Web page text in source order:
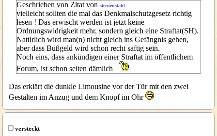
Geschrieben von Zitat von sternenstahl
vielleicht sollten die mal das Denkmalschutzgesetz richtig
lesen ! Das erwischt werden ist jetzt keine
Ordnungswidrigkeit mehr, sondern gleich eine Straftat(SH).
Natürlich wird man(n) nicht gleich ins Gefängnis gehen,
aber dass Bußgeld wird schon recht saftig sein.
Noch eins, dass ankündigen einer Straftat im öffentlichem
Forum, ist schon selten dämlich
Das erklärt die dunkle Limousine vor der Tür mit den zwei
Gestalten im Anzug und dem Knopf im Ohr
versteckt